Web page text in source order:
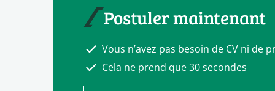
Postuler maintenant
Vous n’avez pas besoin de CV ni de
Cela ne prend que 30 secondes